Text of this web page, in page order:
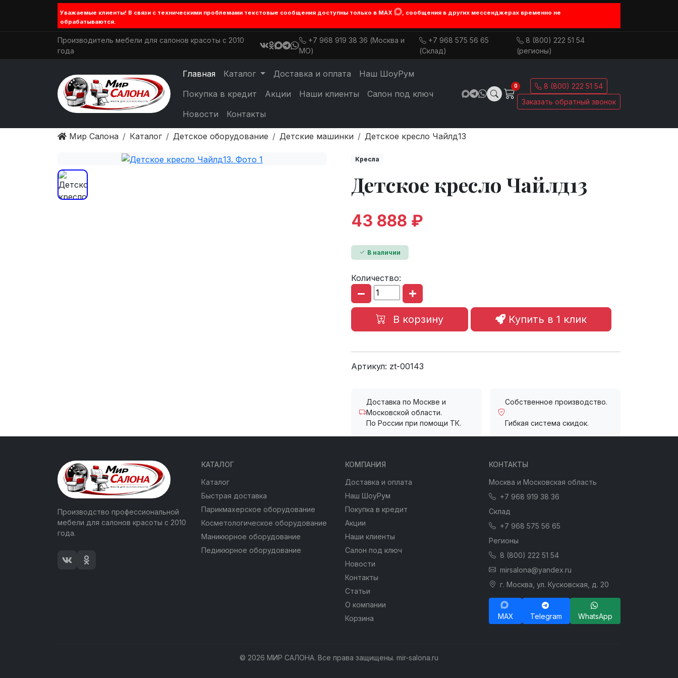
Уважаемые клиенты! В связи с техническими проблемами текстовые сообщения доступны только в MAX
, сообщения в других мессенджерах временно не
обрабатываются.
Производитель мебели для салонов красоты с 2010
года
+7 968 919 38 36 (Москва и
МО)
+7 968 575 56 65
(Склад)
8 (800) 222 51 54
(регионы)
Главная Каталог Доставка и оплата
Наш ШоуРум
Покупка в кредит
Акции Наши клиенты
Салон под ключ
Новости
Контакты
0
8 (800) 222 51 54
Заказать обратный звонок
Мир Салона Каталог Детское оборудование Детские машинки Детское кресло Чайлд13
Кресла
Детское кресло Чайлд13
43 888 ₽
В наличии
Количество:
В корзину Купить в 1 клик
Артикул: zt-00143
Доставка по Москве и
Московской области.
По России при помощи ТК.
Собственное производство.
Гибкая система скидок.
Производство профессиональной
мебели для салонов красоты с 2010
года.
КАТАЛОГ
Каталог
Быстрая доставка
Парикмахерское оборудование
Косметологическое оборудование
Маникюрное оборудование
Педикюрное оборудование
КОМПАНИЯ
Доставка и оплата
Наш ШоуРум
Покупка в кредит
Акции
Наши клиенты
Салон под ключ
Новости
Контакты
Статьи
О компании
Корзина
КОНТАКТЫ
Москва и Московская область
+7 968 919 38 36
Склад
+7 968 575 56 65
Регионы
8 (800) 222 51 54
mirsalona@yandex.ru
г. Москва, ул. Кусковская, д. 20
MAX Telegram WhatsApp
© 2026 МИР САЛОНА. Все права защищены. mir-salona.ru